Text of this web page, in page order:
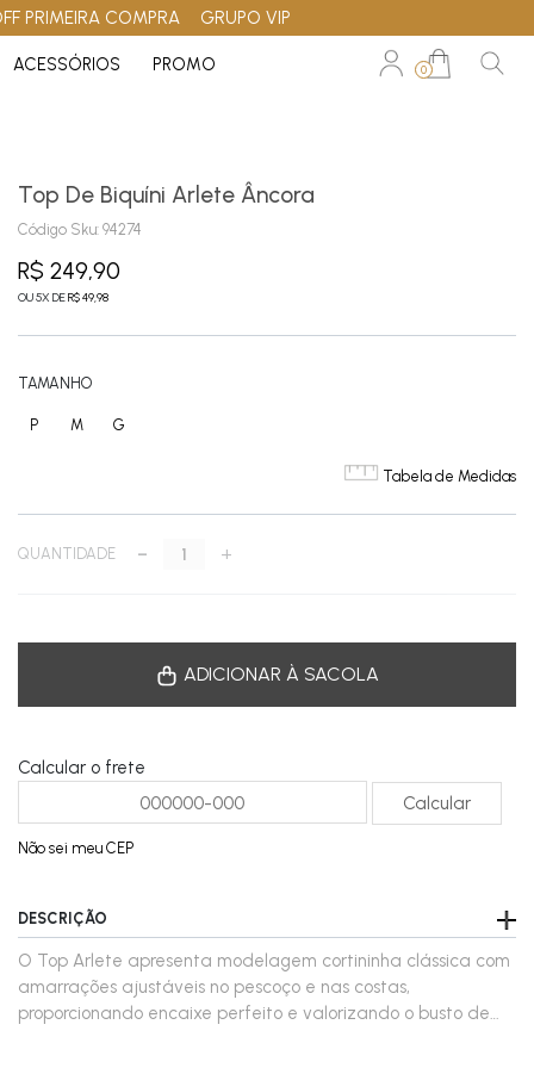
PRIMEIRA COMPRA GRUPO VIP
ACESSÓRIOS PROMO 0
Top De Biquíni Arlete Âncora
Código Sku: 94274
R$ 249,90
OU5X DER$ 49,98
TAMANHO
P M G
Tabela de Medidas
QUANTIDADE - +
ADICIONAR À SACOLA
Calcular o frete
Não sei meu CEP
DESCRIÇÃO
O Top Arlete apresenta modelagem cortininha clássica com
amarrações ajustáveis no pescoço e nas costas,
proporcionando encaixe perfeito e valorizando o busto de